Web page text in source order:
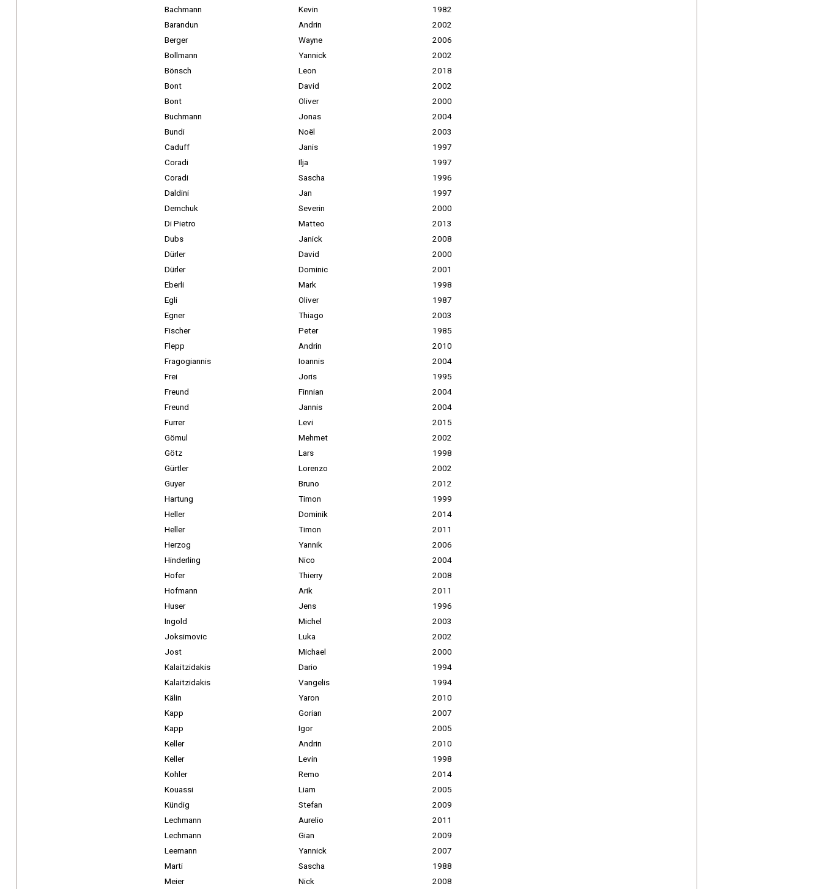
Bachmann
Kevin
1982
Barandun
Andrin
2002
Berger
Wayne
2006
Bollmann
Yannick
2002
Bönsch
Leon
2018
Bont
David
2002
Bont
Oliver
2000
Buchmann
Jonas
2004
Bundi
Noël
2003
Caduff
Janis
1997
Coradi
Ilja
1997
Coradi
Sascha
1996
Daldini
Jan
1997
Demchuk
Severin
2000
Di Pietro
Matteo
2013
Dubs
Janick
2008
Dürler
David
2000
Dürler
Dominic
2001
Eberli
Mark
1998
Egli
Oliver
1987
Egner
Thiago
2003
Fischer
Peter
1985
Flepp
Andrin
2010
Fragogiannis
Ioannis
2004
Frei
Joris
1995
Freund
Finnian
2004
Freund
Jannis
2004
Furrer
Levi
2015
Gömul
Mehmet
2002
Götz
Lars
1998
Gürtler
Lorenzo
2002
Guyer
Bruno
2012
Hartung
Timon
1999
Heller
Dominik
2014
Heller
Timon
2011
Herzog
Yannik
2006
Hinderling
Nico
2004
Hofer
Thierry
2008
Hofmann
Arik
2011
Huser
Jens
1996
Ingold
Michel
2003
Joksimovic
Luka
2002
Jost
Michael
2000
Kalaitzidakis
Dario
1994
Kalaitzidakis
Vangelis
1994
Kälin
Yaron
2010
Kapp
Gorian
2007
Kapp
Igor
2005
Keller
Andrin
2010
Keller
Levin
1998
Kohler
Remo
2014
Kouassi
Liam
2005
Kündig
Stefan
2009
Lechmann
Aurelio
2011
Lechmann
Gian
2009
Leemann
Yannick
2007
Marti
Sascha
1988
Meier
Nick
2008